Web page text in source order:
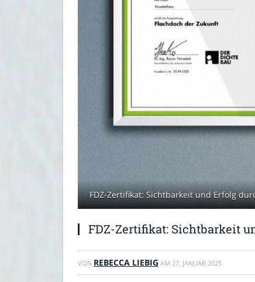
FDZ-Zertifikat: Sichtbarkeit und Erfolg
FDZ-Zertifikat: Sichtbarkeit
VON REBECCA LIEBIG AM 27. JANUAR 2025